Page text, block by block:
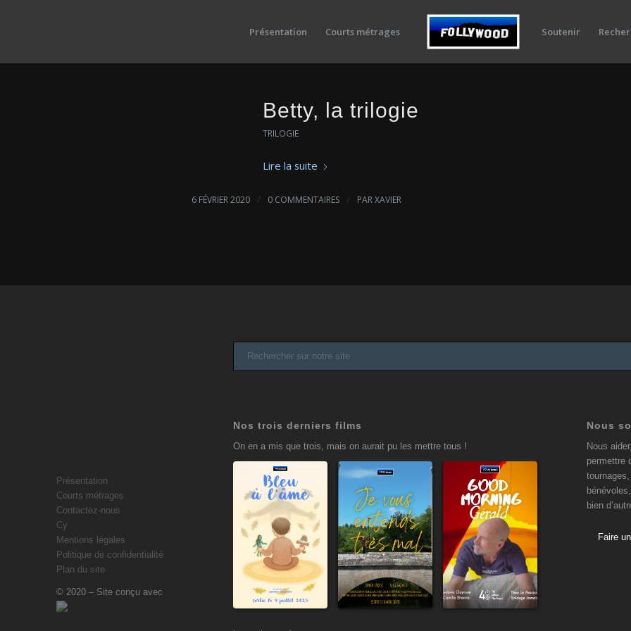
Présentation Courts métrages Soutenir
Betty, la trilogie
TRILOGIE
Lire la suite
6 FÉVRIER 2020 / 0 COMMENTAIRES / PARXAVIER
Présentation
Courts métrages
Contactez-nous
Cy
Mentions légales
Politique de confidentialité
Plan du site
© 2020 – Site conçu avec
Nos trois derniers films
On en a mis que trois, mais on aurait pu les mettre tous !
Bleu à
l’âme
9 juillet 2025
Je vous
entends
très mal
9 avril 2025
Good
Morning
Gérald
19 janvier 2025
Nous
Nous
permettre
bien
Faire